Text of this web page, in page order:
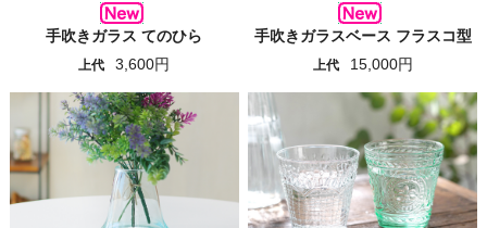
手吹きガラス てのひら
上代 3,600円
手吹きガラスベース フラスコ型
上代 15,000円